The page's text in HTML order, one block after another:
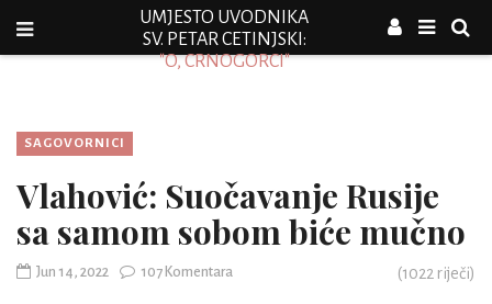
UMJESTO UVODNIKA
SV. PETAR CETINJSKI:
"O, CRNOGORCI"
SAGOVORNICI
Vlahović: Suočavanje Rusije
sa samom sobom biće mučno
Jun 14, 2022 107 Komentara (1022 riječi)